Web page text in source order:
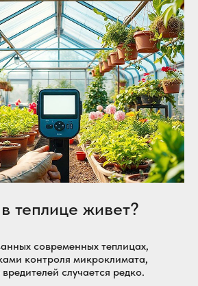
теплице живет?
современных теплицах,
контроля микроклимата,
случается редко.